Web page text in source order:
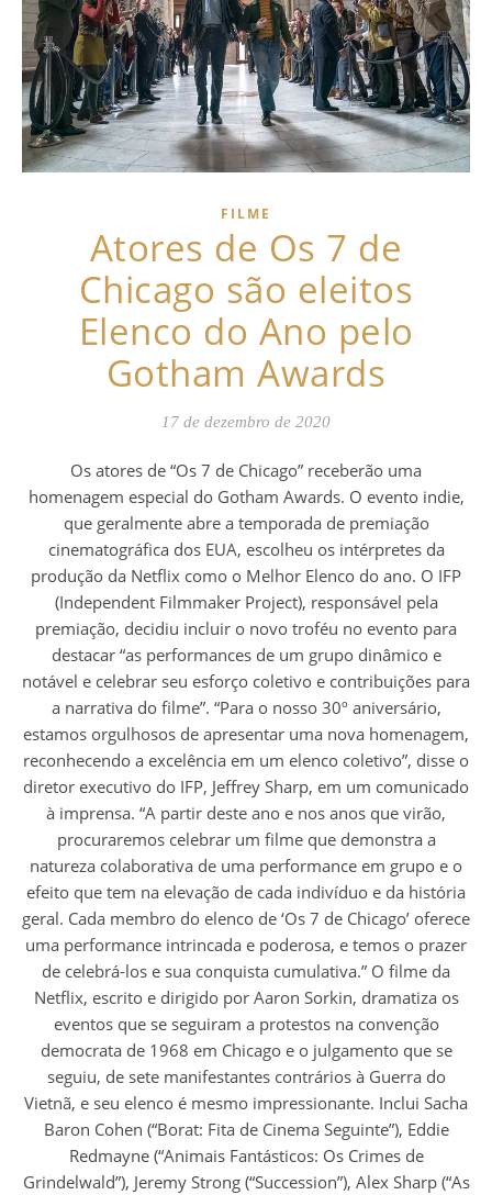
FILME
Atores de Os 7 de
Chicago são eleitos
Elenco do Ano pelo
Gotham Awards
17 de dezembro de 2020
Os atores de “Os 7 de Chicago” receberão uma
homenagem especial do Gotham Awards. O evento indie,
que geralmente abre a temporada de premiação
cinematográfica dos EUA, escolheu os intérpretes da
produção da Netflix como o Melhor Elenco do ano. O IFP
(Independent Filmmaker Project), responsável pela
premiação, decidiu incluir o novo troféu no evento para
destacar “as performances de um grupo dinâmico e
notável e celebrar seu esforço coletivo e contribuições para
a narrativa do filme”. “Para o nosso 30º aniversário,
estamos orgulhosos de apresentar uma nova homenagem,
reconhecendo a excelência em um elenco coletivo”, disse o
diretor executivo do IFP, Jeffrey Sharp, em um comunicado
à imprensa. “A partir deste ano e nos anos que virão,
procuraremos celebrar um filme que demonstra a
natureza colaborativa de uma performance em grupo e o
efeito que tem na elevação de cada indivíduo e da história
geral. Cada membro do elenco de ‘Os 7 de Chicago’ oferece
uma performance intrincada e poderosa, e temos o prazer
de celebrá-los e sua conquista cumulativa.” O filme da
Netflix, escrito e dirigido por Aaron Sorkin, dramatiza os
eventos que se seguiram a protestos na convenção
democrata de 1968 em Chicago e o julgamento que se
seguiu, de sete manifestantes contrários à Guerra do
Vietnã, e seu elenco é mesmo impressionante. Inclui Sacha
Baron Cohen (“Borat: Fita de Cinema Seguinte”), Eddie
Redmayne (“Animais Fantásticos: Os Crimes de
Grindelwald”), Jeremy Strong (“Succession”), Alex Sharp (“As